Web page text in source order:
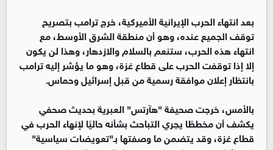
بعد انتهاء الحرب الإيرانية الأميركية، خرج ترامب بتصريح
توقف الجميع عنده، وهو أن منطقة الشرق الأوسط، مع
انتهاء هذه الحرب، ستنعم بالسلام والازدهار، وهذا لن يكون
إلا إذا توقفت الحرب على قطاع غزة، وهو ما يؤشر إليه ترامب
بانتظار إعلان موافقة رسمية من قبل إسرائيل وحماس.
بالأمس، خرجت صحيفة "هآرتس" العبرية بحديث صحفي
يكشف أن مخططًا يجري التباحث بشأنه حاليًا لإنهاء الحرب في
قطاع غزة، وقد يتضمن ما وصفتها بـ"تعويضات سياسية"